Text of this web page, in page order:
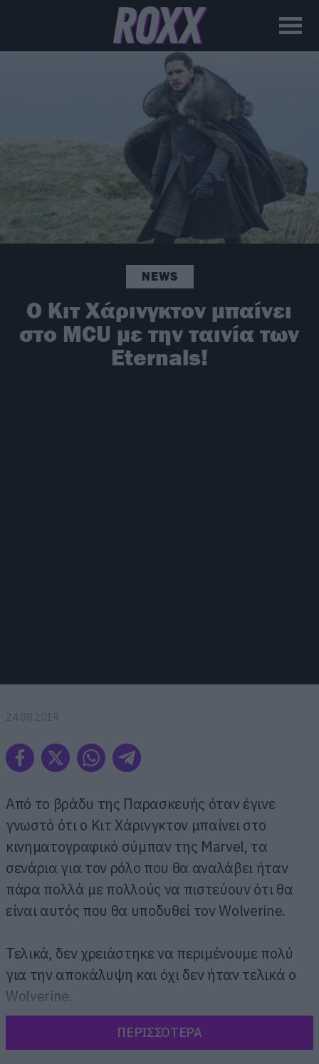
NEWS
Ο Κιτ Χάρινγκτον μπαίνει
στο MCU με την ταινία των
Eternals!
24.08.2019
Από το βράδυ της Παρασκευής όταν έγινε
γνωστό ότι ο Κιτ Χάρινγκτον μπαίνει στο
κινηματογραφικό σύμπαν της Marvel, τα
σενάρια για τον ρόλο που θα αναλάβει ήταν
πάρα πολλά με πολλούς να πιστεύουν ότι θα
είναι αυτός που θα υποδυθεί τον Wolverine.
Τελικά, δεν χρειάστηκε να περιμένουμε πολύ
για την αποκάλυψη και όχι δεν ήταν τελικά ο
Wolverine.
ΠΕΡΙΣΣΟΤΕΡΑ